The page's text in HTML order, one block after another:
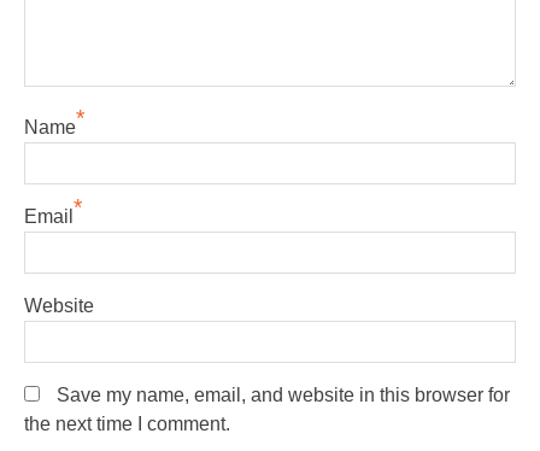
Name*
Email *
Website
Save my name, email, and website in this browser for
the next time I comment.